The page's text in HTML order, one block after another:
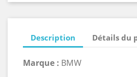
Description Détails du
Marque : BMW